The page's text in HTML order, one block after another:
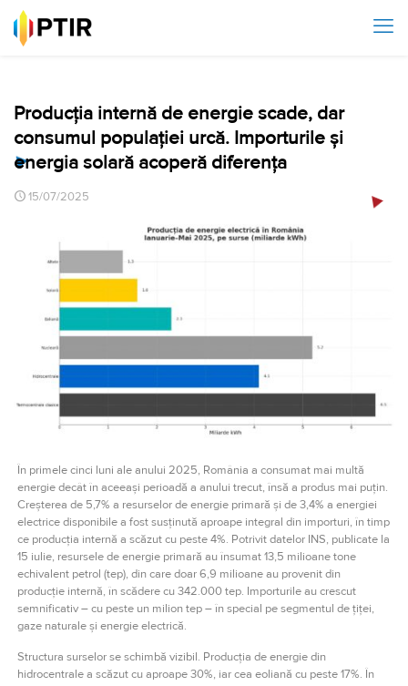
Producția internă de energie scade, dar
consumul populației urcă. Importurile și
energia solară acoperă diferența
15/07/2025
În primele cinci luni ale anului 2025, România a consumat mai multă
energie decât în aceeași perioadă a anului trecut, însă a produs mai puțin.
Creșterea de 5,7% a resurselor de energie primară și de 3,4% a energiei
electrice disponibile a fost susținută aproape integral din importuri, în timp
ce producția internă a scăzut cu peste 4%. Potrivit datelor INS, publicate la
15 iulie, resursele de energie primară au însumat 13,5 milioane tone
echivalent petrol (tep), din care doar 6,9 milioane au provenit din
producție internă, în scădere cu 342.000 tep. Importurile au crescut
semnificativ – cu peste un milion tep – în special pe segmentul de țiței,
gaze naturale și energie electrică.
Structura surselor se schimbă vizibil. Producția de energie din
hidrocentrale a scăzut cu aproape 30%, iar cea eoliană cu peste 17%. În